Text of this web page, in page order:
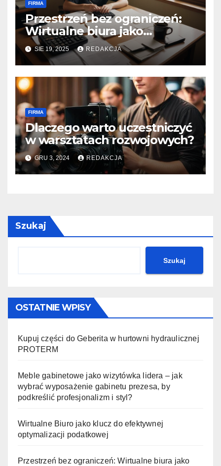
FIRMA
Przestrzeń bez ograniczeń:
Wirtualne biura jako
katalizator wzrostu dla
małych przedsiębiorstw
SIE 19, 2025 REDAKCJA
FIRMA
Dlaczego warto uczestniczyć
w warsztatach rozwojowych?
GRU 3, 2024 REDAKCJA
Szukaj
Szukaj
OSTATNIE WPISY
Kupuj części do Geberita w hurtowni hydraulicznej
PROTERM
Meble gabinetowe jako wizytówka lidera – jak
wybrać wyposażenie gabinetu prezesa, by
podkreślić profesjonalizm i styl?
Wirtualne Biuro jako klucz do efektywnej
optymalizacji podatkowej
Przestrzeń bez ograniczeń: Wirtualne biura jako